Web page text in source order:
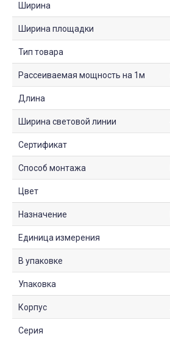
Ширина
Ширина площадки
Тип товара
Рассеиваемая мощность на 1м
Длина
Ширина световой линии
Сертификат
Способ монтажа
Цвет
Назначение
Единица измерения
В упаковке
Упаковка
Корпус
Серия